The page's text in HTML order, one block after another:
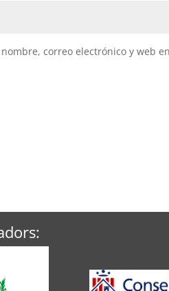
correo electrónico y web